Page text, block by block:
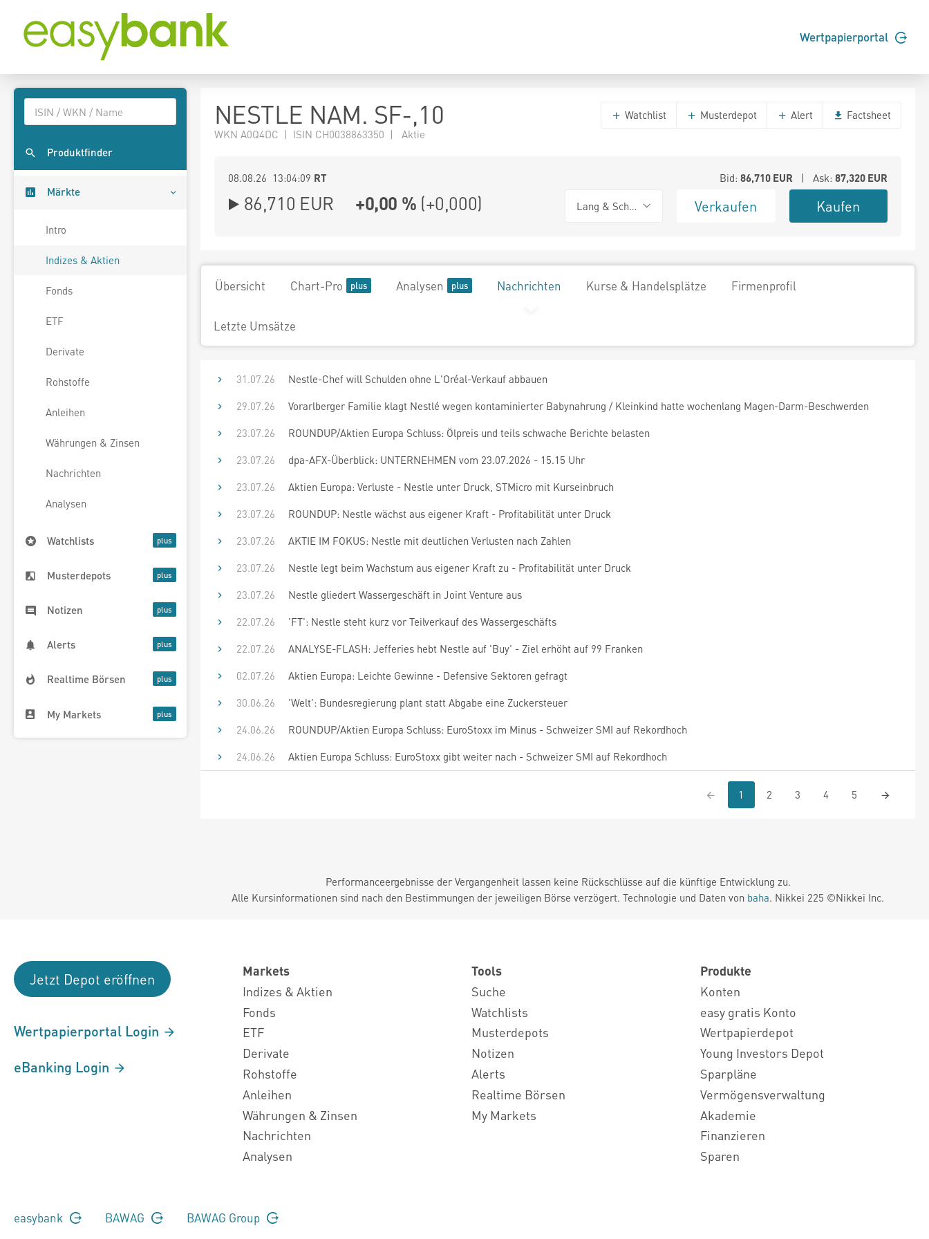
Wertpapierportal
Produktfinder
Märkte
Intro
Indizes & Aktien
Fonds
ETF
Derivate
Rohstoffe
Anleihen
Währungen & Zinsen
Nachrichten
Analysen
Watchlists
Musterdepots
Notizen
Alerts
Realtime Börsen
My Markets
NESTLE NAM. SF-,10
WKN A0Q4DC | ISIN CH0038863350 | Aktie
Watchlist Musterdepot Alert Factsheet
08.08.26 13:04:09 RT Bid: 86,710EUR | Ask: 87,320EUR
86,710 EUR +0,00 % (+0,000) Lang & Schwarz Verkaufen Kaufen
Übersicht Chart-Pro Analysen Nachrichten Kurse & Handelsplätze Firmenprofil
Letzte Umsätze
31.07.26
Nestle-Chef will Schulden ohne L'Oréal-Verkauf abbauen
29.07.26
Vorarlberger Familie klagt Nestlé wegen kontaminierter Babynahrung / Kleinkind hatte wochenlang Magen-Darm-Beschwerden
23.07.26
ROUNDUP/Aktien Europa Schluss: Ölpreis und teils schwache Berichte belasten
23.07.26
dpa-AFX-Überblick: UNTERNEHMEN vom 23.07.2026 - 15.15 Uhr
23.07.26
Aktien Europa: Verluste - Nestle unter Druck, STMicro mit Kurseinbruch
23.07.26
ROUNDUP: Nestle wächst aus eigener Kraft - Profitabilität unter Druck
23.07.26
AKTIE IM FOKUS: Nestle mit deutlichen Verlusten nach Zahlen
23.07.26
Nestle legt beim Wachstum aus eigener Kraft zu - Profitabilität unter Druck
23.07.26
Nestle gliedert Wassergeschäft in Joint Venture aus
22.07.26
'FT': Nestle steht kurz vor Teilverkauf des Wassergeschäfts
22.07.26
ANALYSE-FLASH: Jefferies hebt Nestle auf 'Buy' - Ziel erhöht auf 99 Franken
02.07.26
Aktien Europa: Leichte Gewinne - Defensive Sektoren gefragt
30.06.26
'Welt': Bundesregierung plant statt Abgabe eine Zuckersteuer
24.06.26
ROUNDUP/Aktien Europa Schluss: EuroStoxx im Minus - Schweizer SMI auf Rekordhoch
24.06.26
Aktien Europa Schluss: EuroStoxx gibt weiter nach - Schweizer SMI auf Rekordhoch
1 2 3 4 5
Performanceergebnisse der Vergangenheit lassen keine Rückschlüsse auf die künftige Entwicklung zu.
Alle Kursinformationen sind nach den Bestimmungen der jeweiligen Börse verzögert. Technologie und Daten von baha. Nikkei 225 ©Nikkei Inc.
Jetzt Depot eröffnen
Wertpapierportal Login
eBanking Login
Markets
Indizes & Aktien
Fonds
ETF
Derivate
Rohstoffe
Anleihen
Währungen & Zinsen
Nachrichten
Analysen
Tools
Suche
Watchlists
Musterdepots
Notizen
Alerts
Realtime Börsen
My Markets
Produkte
Konten
easy gratis Konto
Wertpapierdepot
Young Investors Depot
Sparpläne
Vermögensverwaltung
Akademie
Finanzieren
Sparen
easybank BAWAG BAWAG Group